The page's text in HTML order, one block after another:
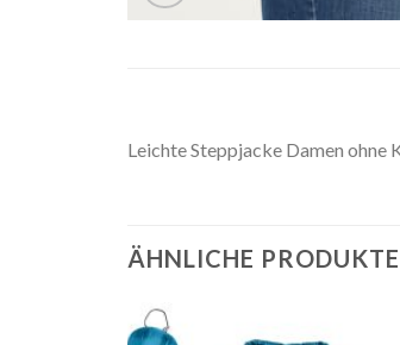
Leichte Steppjacke Damen ohne
ÄHNLICHE PRODUKTE